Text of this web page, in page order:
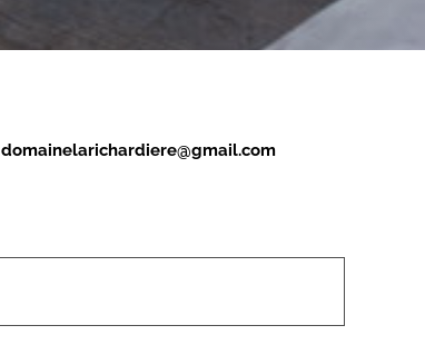
domainelarichardiere@gmail.com